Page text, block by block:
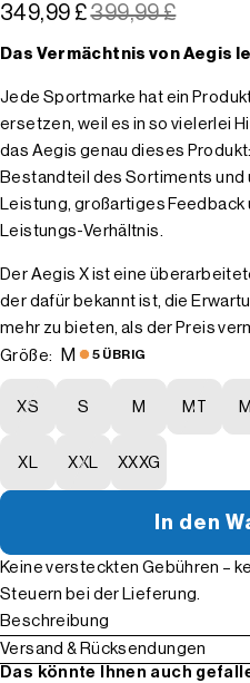
349,99 £399,99 £
Das Vermächtnis von Aegis
Jede Sportmarke hat ein
ersetzen, weil es in so vielerlei
das Aegis genau dieses
Bestandteil des Sortiments
Leistung, großartiges
Leistungs-Verhältnis.
Der Aegis X ist eine
der dafür bekannt ist, die
mehr zu bieten, als der Preis
Größe:
M 5 ÜBRIG
XS S M MT
XL XXL XXXG
In den
Keine versteckten Gebühren –
Steuern bei der Lieferung.
Beschreibung
Versand & Rücksendungen
Das könnte Ihnen auch